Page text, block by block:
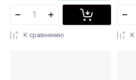
К сравнению К